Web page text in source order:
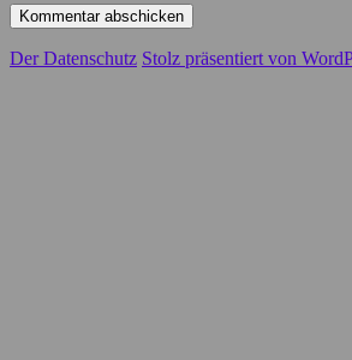
Der Datenschutz Stolz präsentiert von